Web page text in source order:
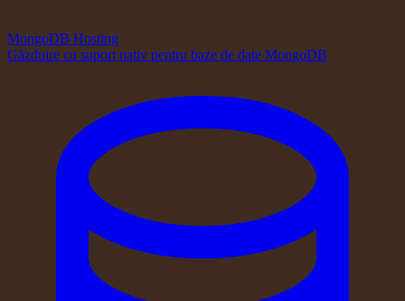
MongoDB Hosting
Găzduire cu suport nativ pentru baze de date MongoDB